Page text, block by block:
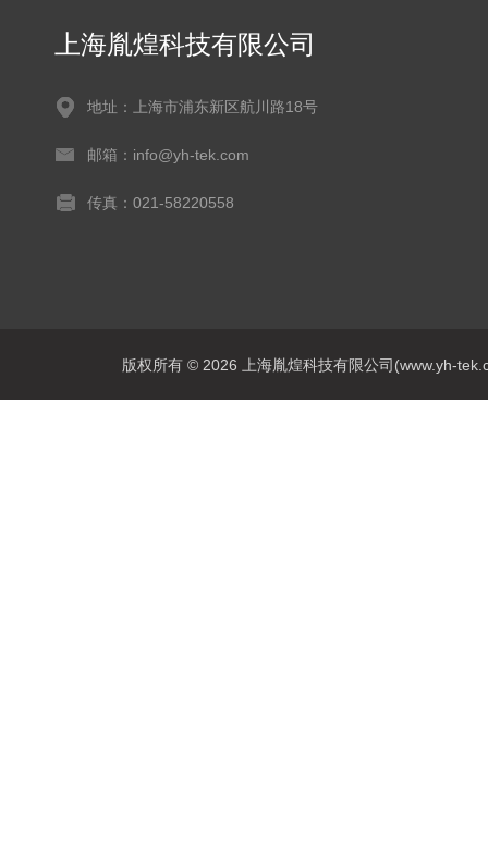
上海胤煌科技有限公司
地址：上海市浦东新区航川路18号
邮箱：info@yh-tek.com
传真：021-58220558
版权所有 © 2026 上海胤煌科技有限公司(www.yh-